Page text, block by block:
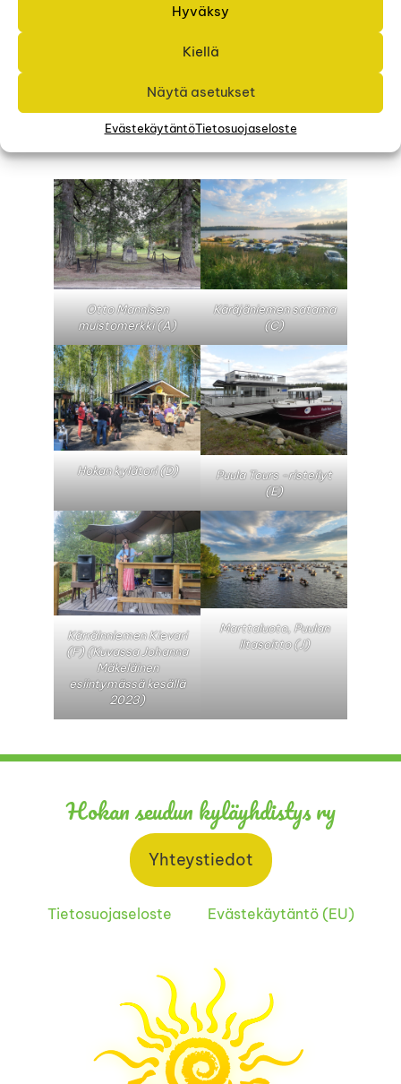
Hyväksy
Kiellä
Näytä asetukset
EvästekäytäntöTietosuojaseloste
I)
Päivärinteen pientila
Puulan Iltasoitto
Ukonniemen puutarha
Otto Mannisen
muistomerkki (A)
Käräjäniemen satama
(C)
Hokan kylätori (D)
Puula Tours -risteilyt
(E)
Kärräinniemen Kievari
(F) (Kuvassa Johanna
Mäkeläinen
esiintymässä kesällä
2023)
Marttaluoto, Puulan
Iltasoitto (J)
Hokan seudun kyläyhdistys ry
Yhteystiedot
Tietosuojaseloste Evästekäytäntö (EU)